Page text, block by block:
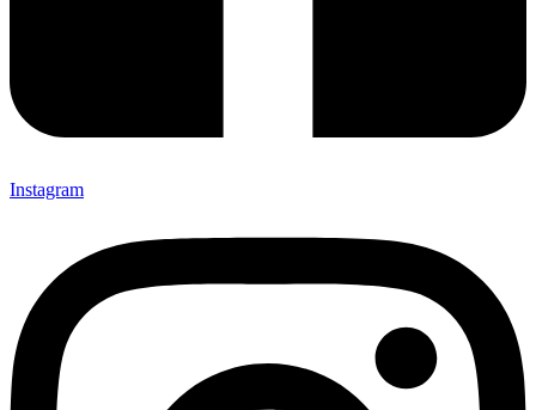
Instagram